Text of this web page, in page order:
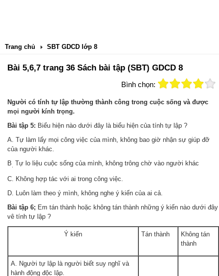
Trang chủ SBT GDCD lớp 8
Bài 5,6,7 trang 36 Sách bài tập (SBT) GDCD 8
Bình chọn:
Người có tính tự lập thường thành công trong cuộc sống và được
mọi người kính trọng.
Bài tập 5: Biểu hiện nào dưới đây là biểu hiện của tính tự lập ?
A. Tự làm lấy mọi công việc của mình, không bao giờ nhận sự giúp đỡ
của người khác.
B Tự lo liệu cuộc sống của mình, không trông chờ vào người khác
C. Không hợp tác với ai trong công việc.
D. Luôn làm theo ý mình, không nghe ý kiến của ai cả.
Bài tập 6; Em tán thành hoặc không tán thành những ý kiến nào dưới đây
vê tính tự lập ?
Ý kiến Tán thành
Không tán
thành
A. Người tự lập là người biết suy nghĩ và
hành động độc lập.